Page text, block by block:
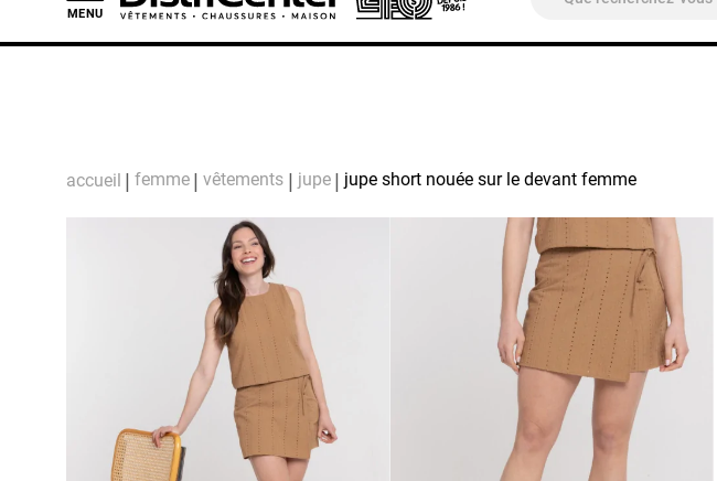
MENU
accueil femme vêtements jupe jupe short nouée sur le devant femme